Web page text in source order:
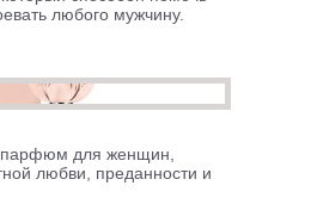
любого мужчину.
парфюм для женщин,
любви, преданности и